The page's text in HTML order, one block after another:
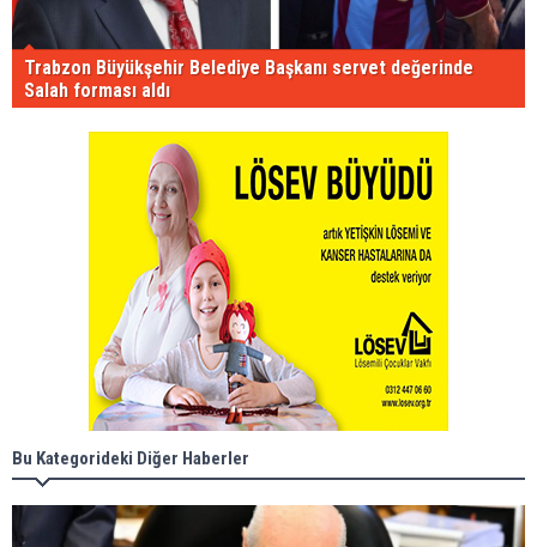
Trabzon Büyükşehir Belediye Başkanı servet değerinde
Salah forması aldı
Bu Kategorideki Diğer Haberler